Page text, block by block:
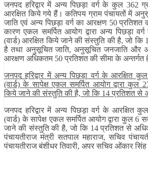
जनपद हरिद्वार में अन्य पिछड़ा वर्ग के कुल 362
आरक्षित किये गये हैं। कतिपय ग्राम पंचायतों में
जाति एवं अन्य पिछड़ा वर्ग का आरक्षण 50
कारण एकल समर्पित आयोग द्वारा अन्य पिछड़ा
(वार्ड) आरक्षित किये जाने की संस्तुति की है, जो
है तथा अनुसूचित जाति, अनुसूचित जनजाति और
आरक्षण अधिकतम 50 प्रतिशत की सीमा के अन्तर्गत
जनपद हरिद्वार में अन्य पिछड़ा वर्ग के आरक्षित
(वार्ड) के सापेक्ष एकल समर्पित आयोग द्वारा कुल
किये जाने की संस्तुति की है, जो कि 14 प्रतिशत से
जनपद हरिद्वार में अन्य पिछड़ा वर्ग के आरक्षित
(वार्ड) के सापेक्ष एकल समर्पित आयोग द्वारा कुल 6
जाने की संस्तुति की है, जो कि 14 प्रतिशत से
पंचायतीराज मंत्री सतपाल महाराज, सचिव
पंचायतीराज बंशीधर तिवारी, अपर सचिव ओंकार